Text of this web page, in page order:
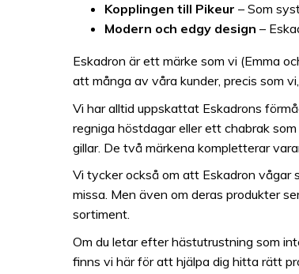
Kopplingen till Pikeur – Som
Modern och edgy design –
Eskadron är ett märke som vi (Emma
att många av våra kunder, precis som
Vi har alltid uppskattat Eskadrons
regniga höstdagar eller ett chabrak
gillar. De två märkena kompletterar
Vi tycker också om att Eskadron vågar
missa. Men även om deras produkter
sortiment.
Om du letar efter hästutrustning som
finns vi här för att hjälpa dig hitta rätt